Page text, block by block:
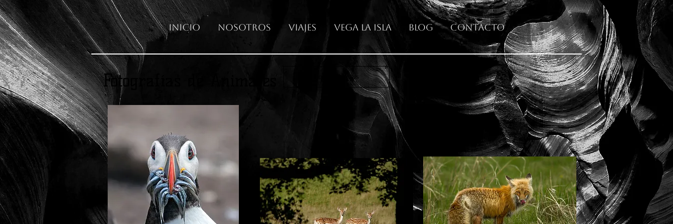
Inicio Nosotros Viajes Vega La Isla Blog Contacto
Load Previous
Fotografías de Animales